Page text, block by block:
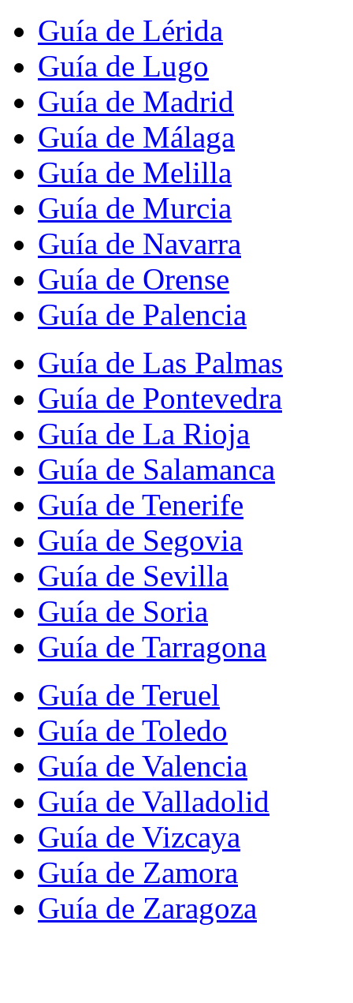
Guía de Lérida
Guía de Lugo
Guía de Madrid
Guía de Málaga
Guía de Melilla
Guía de Murcia
Guía de Navarra
Guía de Orense
Guía de Palencia
Guía de Las Palmas
Guía de Pontevedra
Guía de La Rioja
Guía de Salamanca
Guía de Tenerife
Guía de Segovia
Guía de Sevilla
Guía de Soria
Guía de Tarragona
Guía de Teruel
Guía de Toledo
Guía de Valencia
Guía de Valladolid
Guía de Vizcaya
Guía de Zamora
Guía de Zaragoza